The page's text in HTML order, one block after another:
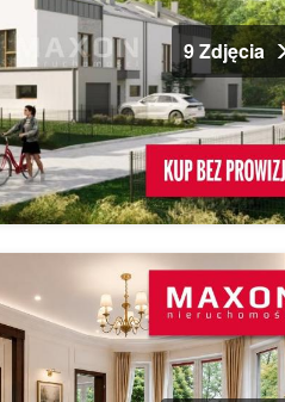
9 Zdjęcia